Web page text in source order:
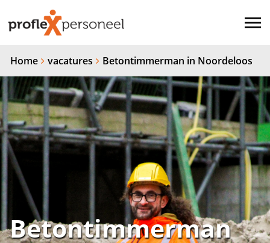
Home vacatures Betontimmerman in Noordeloos
Betontimmerman